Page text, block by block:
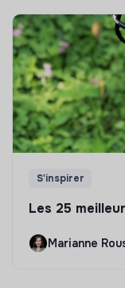
S'inspirer
Les 25
Marianne